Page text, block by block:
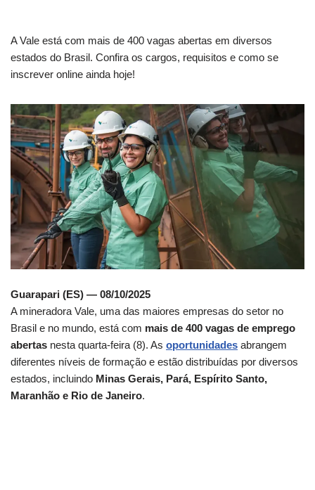
A Vale está com mais de 400 vagas abertas em diversos
estados do Brasil. Confira os cargos, requisitos e como se
inscrever online ainda hoje!
Guarapari (ES) — 08/10/2025
A mineradora Vale, uma das maiores empresas do setor no
Brasil e no mundo, está com mais de 400 vagas de emprego
abertas nesta quarta-feira (8). As oportunidades abrangem
diferentes níveis de formação e estão distribuídas por diversos
estados, incluindo Minas Gerais, Pará, Espírito Santo,
Maranhão e Rio de Janeiro.